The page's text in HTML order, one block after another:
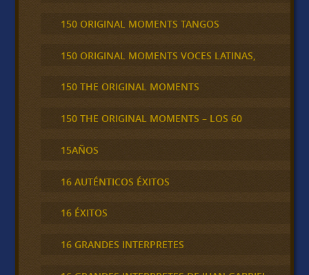
150 ORIGINAL MOMENTS TANGOS
150 ORIGINAL MOMENTS VOCES LATINAS,
150 THE ORIGINAL MOMENTS
150 THE ORIGINAL MOMENTS – LOS 60
15AÑOS
16 AUTÉNTICOS ÉXITOS
16 ÉXITOS
16 GRANDES INTERPRETES